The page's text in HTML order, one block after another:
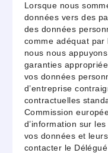
Lorsque nous
données vers des
des données
comme adéquat par
nous nous
garanties
vos données
d’entreprise
contractuelles
Commission
d’information sur
vos données et
contacter le